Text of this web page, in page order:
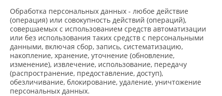
Обработка персональных данных - любое действие
(операция) или совокупность действий (операций),
совершаемых с использованием средств автоматизации
или без использования таких средств с персональными
данными, включая сбор, запись, систематизацию,
накопление, хранение, уточнение (обновление,
изменение), извлечение, использование, передачу
(распространение, предоставление, доступ),
обезличивание, блокирование, удаление, уничтожение
персональных данных.